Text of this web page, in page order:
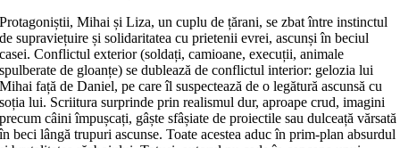
Protagoniștii, Mihai și Liza, un cuplu de țărani, se zbat între instinctul
de supraviețuire și solidaritatea cu prietenii evrei, ascunși în beciul
casei. Conflictul exterior (soldați, camioane, execuții, animale
spulberate de gloanțe) se dublează de conflictul interior: gelozia lui
Mihai față de Daniel, pe care îl suspectează de o legătură ascunsă cu
soția lui. Scriitura surprinde prin realismul dur, aproape crud, imagini
precum câini împușcați, gâște sfâșiate de proiectile sau dulceață vărsată
în beci lângă trupuri ascunse. Toate acestea aduc în prim-plan absurdul